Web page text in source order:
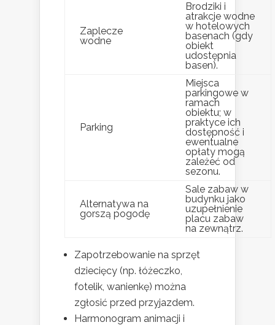
Zaplecze
wodne
Brodziki i
atrakcje wodne
w hotelowych
basenach (gdy
obiekt
udostępnia
basen).
Parking
Miejsca
parkingowe w
ramach
obiektu; w
praktyce ich
dostępność i
ewentualne
opłaty mogą
zależeć od
sezonu.
Alternatywa na
gorszą pogodę
Sale zabaw w
budynku jako
uzupełnienie
placu zabaw
na zewnątrz.
Zapotrzebowanie na sprzęt
dziecięcy (np. łóżeczko,
fotelik, wanienkę) można
zgłosić przed przyjazdem.
Harmonogram animacji i